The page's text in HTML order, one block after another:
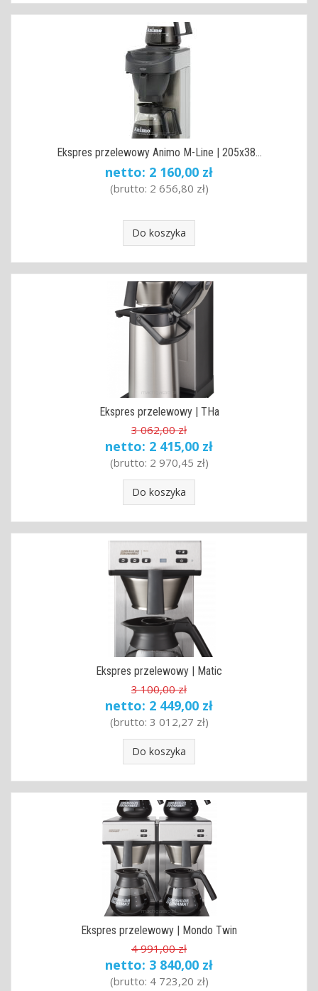
Ekspres przelewowy Animo M-Line | 205x38...
netto: 2 160,00 zł
(brutto: 2 656,80 zł)
Do koszyka
Ekspres przelewowy | THa
3 062,00 zł
netto: 2 415,00 zł
(brutto: 2 970,45 zł)
Do koszyka
Ekspres przelewowy | Matic
3 100,00 zł
netto: 2 449,00 zł
(brutto: 3 012,27 zł)
Do koszyka
Ekspres przelewowy | Mondo Twin
4 991,00 zł
netto: 3 840,00 zł
(brutto: 4 723,20 zł)